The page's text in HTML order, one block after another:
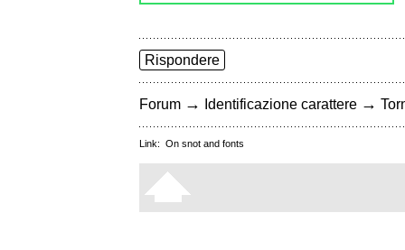
Rispondere
Forum → Identificazione carattere →
Link: On snot and fonts